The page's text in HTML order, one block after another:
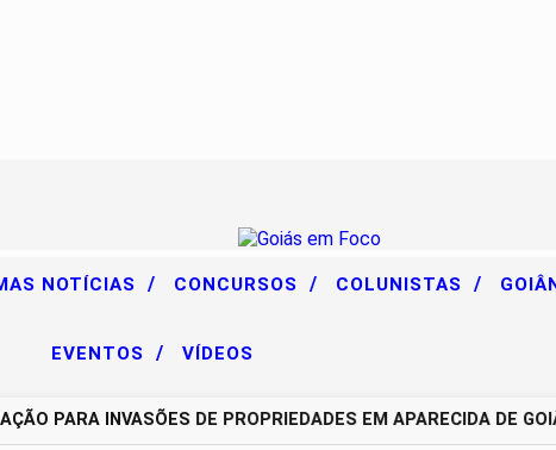
NOTÍCIAS / CONCURSOS / COLUNISTAS /
EVENTOS / VÍDEOS
PARA INVASÕES DE PROPRIEDADES EM APARECIDA DE